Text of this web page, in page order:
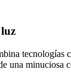
tecnologías
una minuciosa